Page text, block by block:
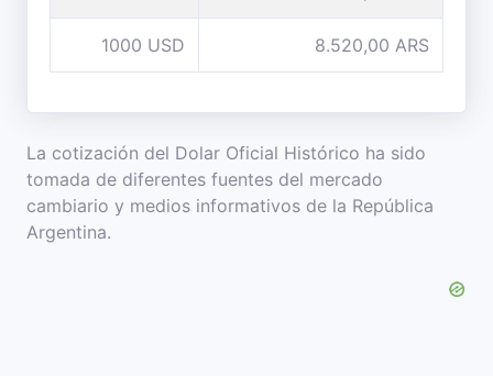
1000 USD 8.520,00 ARS
La cotización del Dolar Oficial Histórico ha sido
tomada de diferentes fuentes del mercado
cambiario y medios informativos de la República
Argentina.